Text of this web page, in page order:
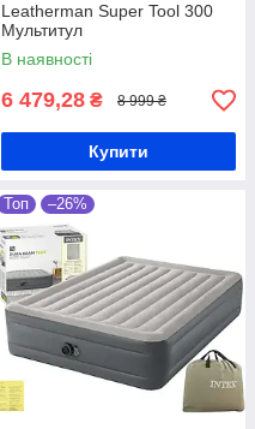
Leatherman Super Tool 300
Мультитул
В наявності
6 479,28 ₴ 8 999 ₴
Купити
Топ –26%